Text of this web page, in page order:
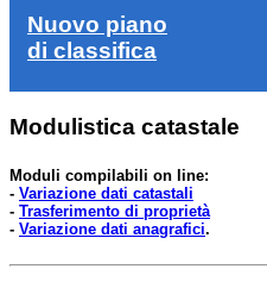
Nuovo piano
di classifica
Modulistica catastale
Moduli compilabili on line:
- Variazione dati catastali
- Trasferimento di proprietà
- Variazione dati anagrafici.